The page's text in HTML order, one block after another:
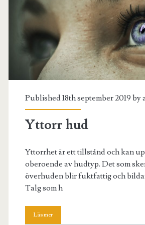
Published 18th september 2019 by
Yttorr hud
Yttorrhet är ett tillstånd och kan
oberoende av hudtyp. Det som
överhuden blir fuktfattig och
Talg som h